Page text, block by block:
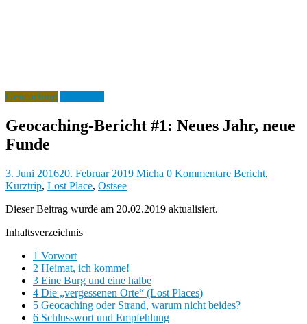
Geocaching
Geocaching-Bericht #1: Neues Jahr, neue
Funde
3. Juni 201620. Februar 2019 Micha 0 Kommentare Bericht,
Kurztrip, Lost Place, Ostsee
Dieser Beitrag wurde am 20.02.2019 aktualisiert.
Inhaltsverzeichnis
1 Vorwort
2 Heimat, ich komme!
3 Eine Burg und eine halbe
4 Die „vergessenen Orte“ (Lost Places)
5 Geocaching oder Strand, warum nicht beides?
6 Schlusswort und Empfehlung